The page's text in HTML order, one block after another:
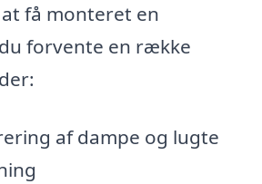
få monteret en
forvente en række
af dampe og lugte